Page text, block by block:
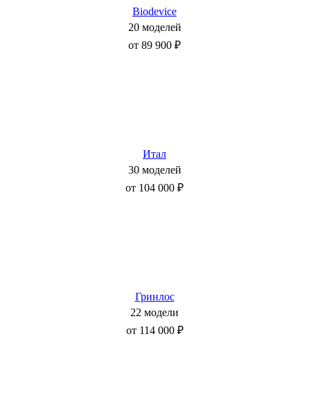
Biodevice
20 моделей
от 89 900 ₽
Итал
30 моделей
от 104 000 ₽
Гринлос
22 модели
от 114 000 ₽